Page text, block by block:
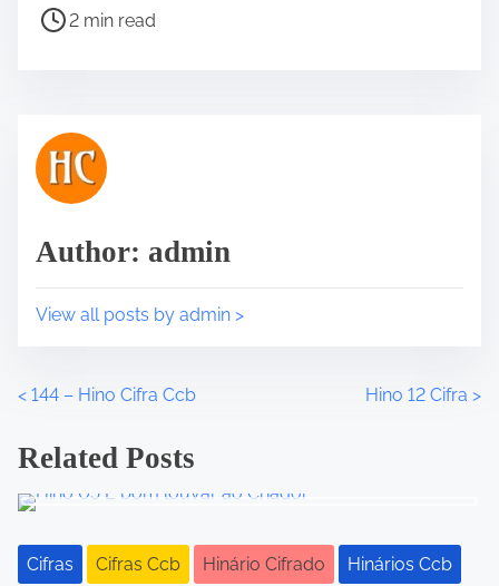
a
i
p
s
o
P
o
e
d
i
e
2 min read
Author: admin
View all posts by admin >
P
o
s
t
< 144 – Hino Cifra Ccb Hino 12 Cifra >
Related Posts
Cifras Cifras Ccb Hinário Cifrado Hinários Ccb